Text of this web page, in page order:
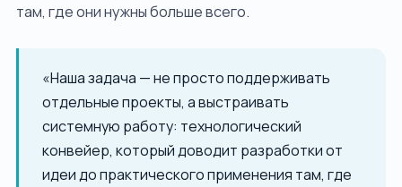
там, где они нужны больше всего.
«Наша задача — не просто поддерживать
отдельные проекты, а выстраивать
системную работу: технологический
конвейер, который доводит разработки от
идеи до практического применения там, где